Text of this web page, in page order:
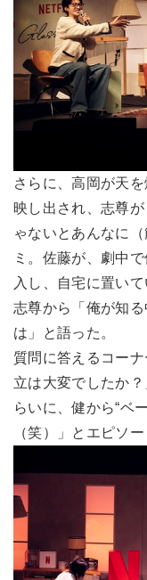
さらに、高岡が天
映し出され、志尊
ゃないとあんなに
ミ。佐藤が、劇中
入し、自宅に置い
志尊から「俺が知
は」と語った。
質問に答えるコー
立は大変でしたか
らいに、健から“ベ
（笑）」とエピソ